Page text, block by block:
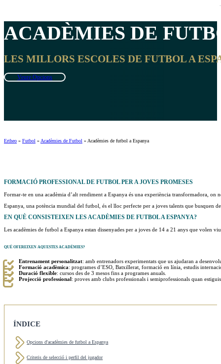
ACADÈMIES DE
LES MILLORS ESCOLES DE FUTBOL A
Veure Opcions
Ertheo » Futbol »Acadèmies de Futbol »Acadèmies de futbol a Espanya
FORMACIÓ PROFESSIONALDE FUTBOL PER A JOVES PROMESES
Formar-te en una acadèmia d’alt rendiment a Espanya és una experiència transformadora,
Espanya, una potència mundial del futbol, ​​és el lloc perfecte per a joves talents que busquen
EN QUÈ CONSISTEIXEN LESACADÈMIES DE FUTBOL A ESPANYA?
Les acadèmies de futbol a Espanya estan dissenyades per a joves de 14 a 21 anys que volen
QUÈ OFEREIXEN AQUESTES ACADÈMIES?
Entrenament personalitzat: amb entrenadors experimentats que us ajudaran a
Formació acadèmica: programes d’ESO, Batxillerat, formació en línia, estudis
Duració flexible: cursos des de 3 mesos fins a programes anuals.
Projecció professional: proves amb clubs professionals i semiprofessionals quan
ÍNDICE
Opcions d'acadèmies de futbol a Espanya
Criteris de selecció i perfil del jugador